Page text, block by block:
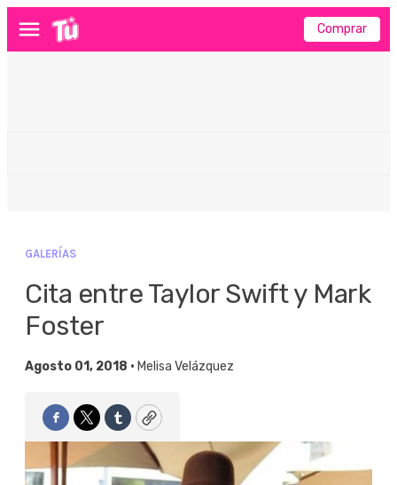
Menú Comprar
GALERÍAS
Cita entre Taylor Swift y Mark
Foster
Agosto 01, 2018 • Melisa Velázquez
Facebook
TwitterTumblrCopy